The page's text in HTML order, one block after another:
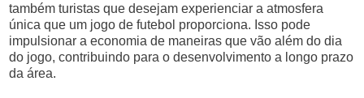
também turistas que desejam experienciar a atmosfera
única que um jogo de futebol proporciona. Isso pode
impulsionar a economia de maneiras que vão além do dia
do jogo, contribuindo para o desenvolvimento a longo prazo
da área.